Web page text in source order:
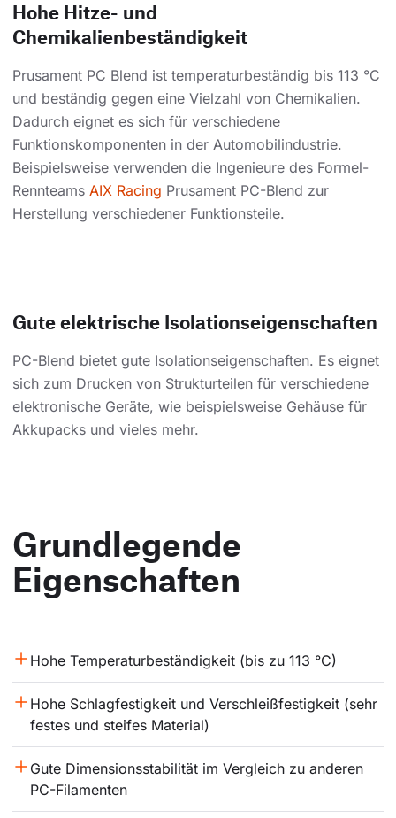
Hohe Hitze- und
Chemikalienbeständigkeit
Prusament PC Blend ist temperaturbeständig bis 113 °C
und beständig gegen eine Vielzahl von Chemikalien.
Dadurch eignet es sich für verschiedene
Funktionskomponenten in der Automobilindustrie.
Beispielsweise verwenden die Ingenieure des Formel-
Rennteams AIX Racing Prusament PC-Blend zur
Herstellung verschiedener Funktionsteile.
Gute elektrische Isolationseigenschaften
PC-Blend bietet gute Isolationseigenschaften. Es eignet
sich zum Drucken von Strukturteilen für verschiedene
elektronische Geräte, wie beispielsweise Gehäuse für
Akkupacks und vieles mehr.
Grundlegende
Eigenschaften
Hohe Temperaturbeständigkeit (bis zu 113 °C)
Hohe Schlagfestigkeit und Verschleißfestigkeit (sehr
festes und steifes Material)
Gute Dimensionsstabilität im Vergleich zu anderen
PC-Filamenten